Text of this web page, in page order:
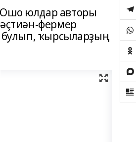
юлдар авторы
фермер
булып, ҡырсыларҙың